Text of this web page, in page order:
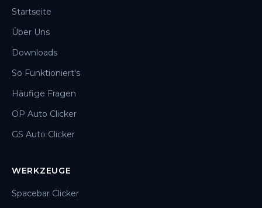
Startseite
Über Uns
Downloads
So Funktioniert's
Häufige Fragen
OP Auto Clicker
GS Auto Clicker
WERKZEUGE
Spacebar Clicker